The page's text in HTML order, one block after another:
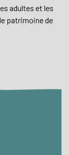
adultes et les
patrimoine de